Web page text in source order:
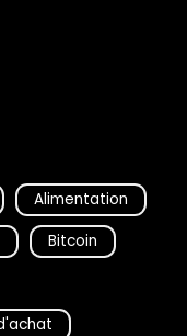
Alimentation
Bitcoin